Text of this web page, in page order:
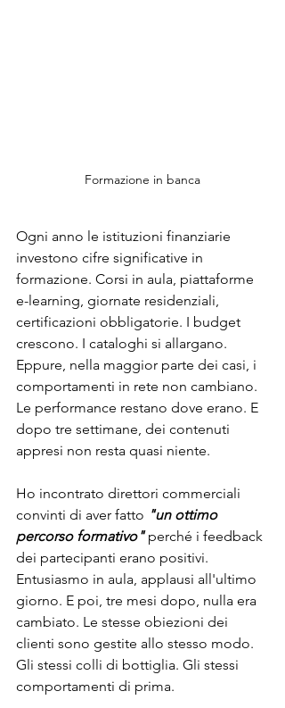
Formazione in banca
Ogni anno le istituzioni finanziarie
investono cifre significative in
formazione. Corsi in aula, piattaforme
e-learning, giornate residenziali,
certificazioni obbligatorie. I budget
crescono. I cataloghi si allargano.
Eppure, nella maggior parte dei casi, i
comportamenti in rete non cambiano.
Le performance restano dove erano. E
dopo tre settimane, dei contenuti
appresi non resta quasi niente.
Ho incontrato direttori commerciali
convinti di aver fatto "un ottimo
percorso formativo" perché i feedback
dei partecipanti erano positivi.
Entusiasmo in aula, applausi all'ultimo
giorno. E poi, tre mesi dopo, nulla era
cambiato. Le stesse obiezioni dei
clienti sono gestite allo stesso modo.
Gli stessi colli di bottiglia. Gli stessi
comportamenti di prima.